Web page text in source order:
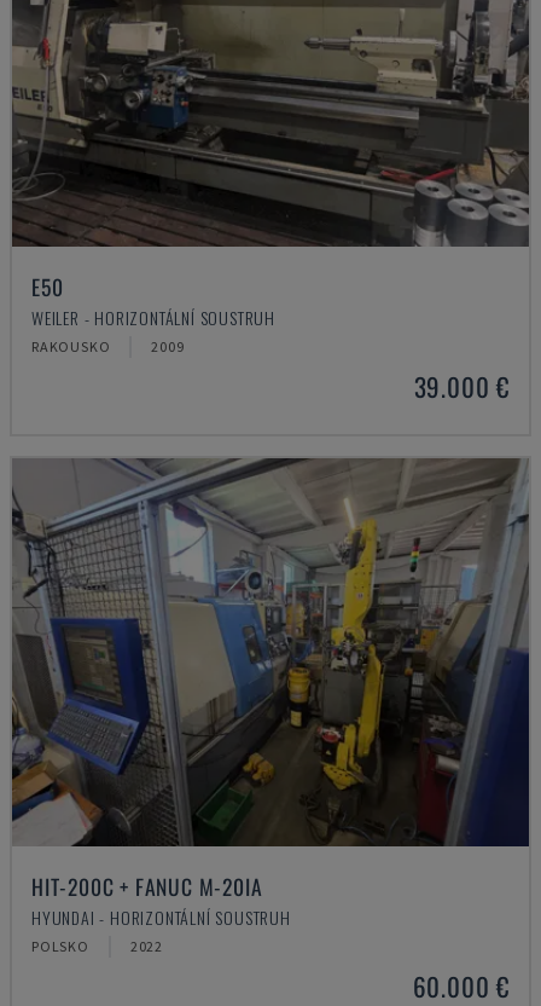
E50
WEILER - HORIZONTÁLNÍ SOUSTRUH
RAKOUSKO 2009
39.000 €
HIT-200C + FANUC M-20IA
HYUNDAI - HORIZONTÁLNÍ SOUSTRUH
POLSKO 2022
60.000 €